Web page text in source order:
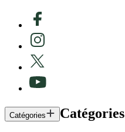
Catégories Catégories